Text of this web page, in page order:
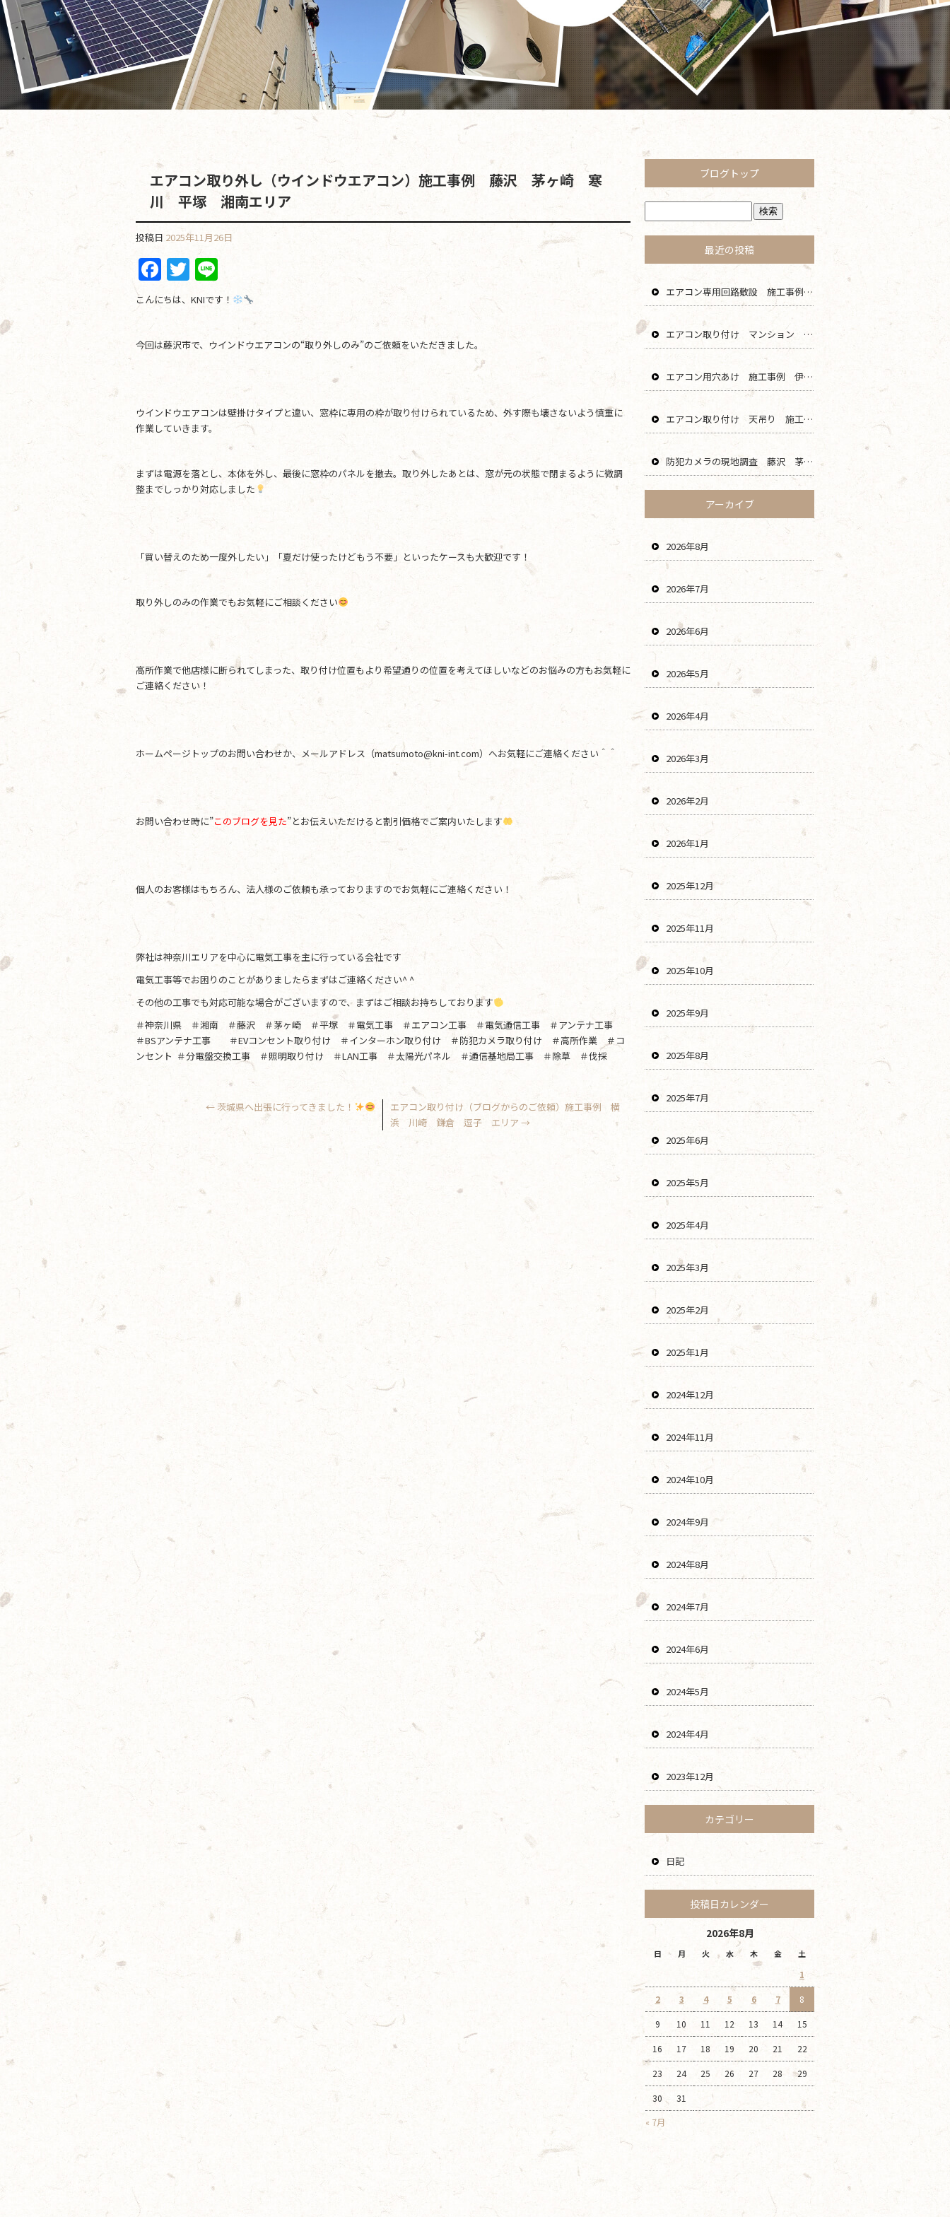
エアコン取り外し（ウインドウエアコン）施工事例 藤沢 茅ヶ崎 寒
川 平塚 湘南エリア
投稿日 2025年11月26日
F
a
c
e
b
o
k
T
w
itt
er
n
e
こんにちは、KNIです！
今回は藤沢市で、ウインドウエアコンの“取り外しのみ”のご依頼をいただきました。
ウインドウエアコンは壁掛けタイプと違い、窓枠に専用の枠が取り付けられているため、外す際も壊さないよう慎重に
作業していきます。
まずは電源を落とし、本体を外し、最後に窓枠のパネルを撤去。取り外したあとは、窓が元の状態で閉まるように微調
整までしっかり対応しました
「買い替えのため一度外したい」「夏だけ使ったけどもう不要」といったケースも大歓迎です！
取り外しのみの作業でもお気軽にご相談ください
高所作業で他店様に断られてしまった、取り付け位置もより希望通りの位置を考えてほしいなどのお悩みの方もお気軽に
ご連絡ください！
ホームページトップのお問い合わせか、メールアドレス（matsumoto@kni-int.com）へお気軽にご連絡ください＾＾
お問い合わせ時に”このブログを見た”とお伝えいただけると割引価格でご案内いたします
個人のお客様はもちろん、法人様のご依頼も承っておりますのでお気軽にご連絡ください！
弊社は神奈川エリアを中心に電気工事を主に行っている会社です
電気工事等でお困りのことがありましたらまずはご連絡ください^ ^
その他の工事でも対応可能な場合がございますので、まずはご相談お持ちしております
＃神奈川県 ＃湘南 ＃藤沢 ＃茅ヶ崎 ＃平塚 ＃電気工事 ＃エアコン工事 ＃電気通信工事 ＃アンテナ工事
＃BSアンテナ工事 ＃EVコンセント取り付け ＃インターホン取り付け ＃防犯カメラ取り付け ＃高所作業 ＃コ
ンセント ＃分電盤交換工事 ＃照明取り付け ＃LAN工事 ＃太陽光パネル ＃通信基地局工事 ＃除草 ＃伐採
← 茨城県へ出張に行ってきました！
エアコン取り付け（ブログからのご依頼）施工事例 横
浜 川崎 鎌倉 逗子 エリア →
ブログトップ
最近の投稿
エアコン専用回路敷設 施工事例 茅ヶ崎 藤沢 寒川 エリア
エアコン取り付け マンション 鎌倉 逗子 藤沢 横浜 エリア
エアコン用穴あけ 施工事例 伊勢原 秦野 平塚 二宮 エリア
エアコン取り付け 天吊り 施工事例 海老名 厚木 大和 綾瀬 エリア
防犯カメラの現地調査 藤沢 茅ヶ崎 平塚 寒川 エリア
アーカイブ
2026年8月
2026年7月
2026年6月
2026年5月
2026年4月
2026年3月
2026年2月
2026年1月
2025年12月
2025年11月
2025年10月
2025年9月
2025年8月
2025年7月
2025年6月
2025年5月
2025年4月
2025年3月
2025年2月
2025年1月
2024年12月
2024年11月
2024年10月
2024年9月
2024年8月
2024年7月
2024年6月
2024年5月
2024年4月
2023年12月
カテゴリー
日記
投稿日カレンダー
2026年8月
日 月 火 水 木 金 土
« 7月
1
2 3 4 5 6 7 8
9 10 11 12 13 14 15
16 17 18 19 20 21 22
23 24 25 26 27 28 29
30 31